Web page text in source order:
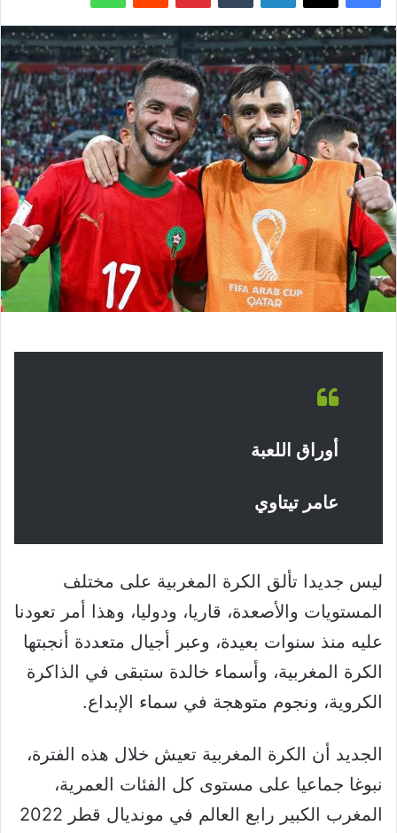
أوراق اللعبة
عامر تيتاوي
ليس جديدا تألق الكرة المغربية على مختلف
المستويات والأصعدة، قاريا، ودوليا، وهذا أمر تعودنا
عليه منذ سنوات بعيدة، وعبر أجيال متعددة أنجبتها
الكرة المغربية، وأسماء خالدة ستبقى في الذاكرة
الكروية، ونجوم متوهجة في سماء الإبداع.
الجديد أن الكرة المغربية تعيش خلال هذه الفترة،
نبوغا جماعيا على مستوى كل الفئات العمرية،
المغرب الكبير رابع العالم في مونديال قطر 2022